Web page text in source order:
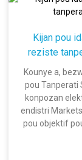
li espesyalize
antrepriz
amelyorasyon
wo estanda
achtè mondyal
siperyè nan
tèt yo ak
inovasyon
Kijan pou
reziste
Kounye a,
pou Tanperati
konpozan
endistri
pou objektif
teknolojik nan